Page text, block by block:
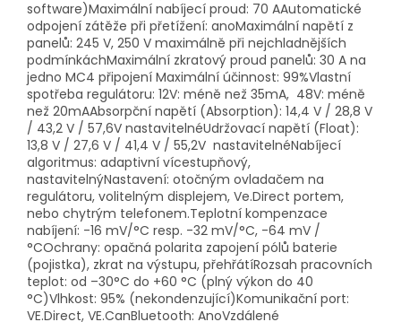
software)Maximální nabíjecí proud: 70 AAutomatické
odpojení zátěže při přetížení: anoMaximální napětí z
panelů: 245 V, 250 V maximálně při nejchladnějších
podmínkáchMaximální zkratový proud panelů: 30 A na
jedno MC4 připojení Maximální účinnost: 99%Vlastní
spotřeba regulátoru: 12V: méně než 35mA, 48V: méně
než 20mAAbsorpční napětí (Absorption): 14,4 V / 28,8 V
/ 43,2 V / 57,6V nastavitelnéUdržovací napětí (Float):
13,8 V / 27,6 V / 41,4 V / 55,2V nastavitelnéNabíjecí
algoritmus: adaptivní vícestupňový,
nastavitelnýNastavení: otočným ovladačem na
regulátoru, volitelným displejem, Ve.Direct portem,
nebo chytrým telefonem.Teplotní kompenzace
nabíjení: -16 mV/°C resp. -32 mV/°C, -64 mV /
°COchrany: opačná polarita zapojení pólů baterie
(pojistka), zkrat na výstupu, přehřátíRozsah pracovních
teplot: od –30°C do +60 °C (plný výkon do 40
°C)Vlhkost: 95% (nekondenzující)Komunikační port:
VE.Direct, VE.CanBluetooth: AnoVzdálené